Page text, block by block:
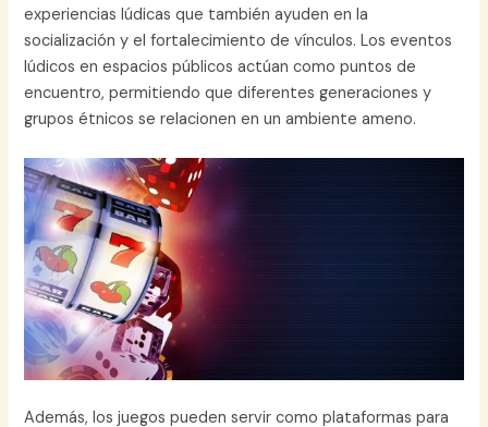
experiencias lúdicas que también ayuden en la
socialización y el fortalecimiento de vínculos. Los eventos
lúdicos en espacios públicos actúan como puntos de
encuentro, permitiendo que diferentes generaciones y
grupos étnicos se relacionen en un ambiente ameno.
Además, los juegos pueden servir como plataformas para